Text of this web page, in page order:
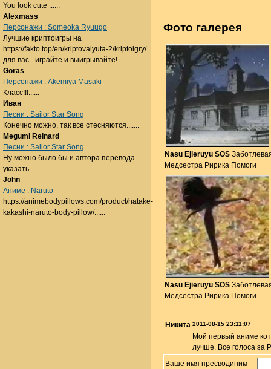
Фото галерея
Nasu Ejieruyu SOS
Медсестра Ририка Помоги
Nasu Ejieruyu SOS
Медсестра Ририка Помоги
Никита 2011-08-15 23:11:07
Мой первый аниме
лучше. Все голоса за
Ваше имя пресводиним
You look cute ......
Alexmass
Персонажи : Someoka Ryuugo
Лучшие криптоигры на
https://fakto.top/en/kriptovalyuta-2/kriptoigry/
для вас - играйте и выигрывайте!......
Goras
Персонажи : Akemiya Masaki
Класс!!!......
Иван
Песни : Sailor Star Song
Конечно можно, так все стесняются.......
Megumi Reinard
Песни : Sailor Star Song
Ну можно было бы и автора перевода
указать.........
John
Аниме : Naruto
https://animebodypillows.com/product/hatake-
kakashi-naruto-body-pillow/......